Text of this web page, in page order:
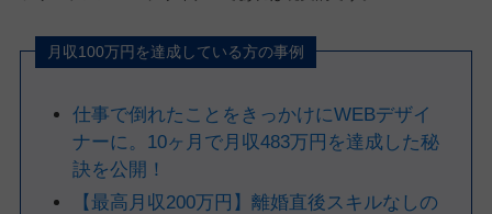
月収100万円を達成している方の事例
仕事で倒れたことをきっかけにWEBデザイ
ナーに。10ヶ月で月収483万円を達成した秘
訣を公開！
【最高月収200万円】離婚直後スキルなしの